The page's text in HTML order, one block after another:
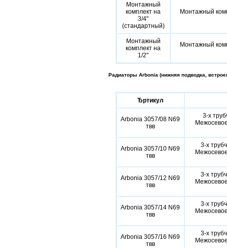
Монтажный
комплект на
3/4"
(стандартный)
Монтажный
Монтажный
комплект на
1/2"
Монтажный
Радиаторы Arbonia (нижняя подводка,
Ђртикул
Arbonia 3057/08 N69
твв
3-х
Arbonia 3057/10 N69
твв
3-х
Arbonia 3057/12 N69
твв
3-х
Arbonia 3057/14 N69
твв
3-х
Arbonia 3057/16 N69
твв
3-х